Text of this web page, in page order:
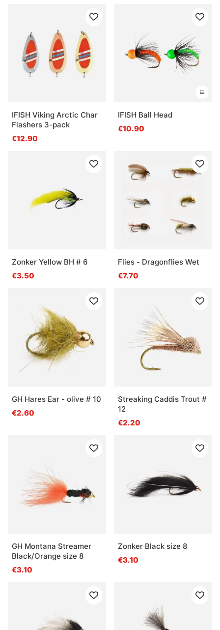
Häufige Fragen zu Kunstködern
Was sind Kunstköder?
Was ist ein Jerkbait?
Was ist ein Tailbait?
IFISH Viking Arctic Char
Flashers 3-pack
€12.90
IFISH Ball Head
€10.90
Zonker Yellow BH # 6
€3.50
Flies - Dragonflies Wet
€7.70
GH Hares Ear - olive # 10
€2.60
Streaking Caddis Trout #
12
€2.20
GH Montana Streamer
Black/Orange size 8
€3.10
Zonker Black size 8
€3.10